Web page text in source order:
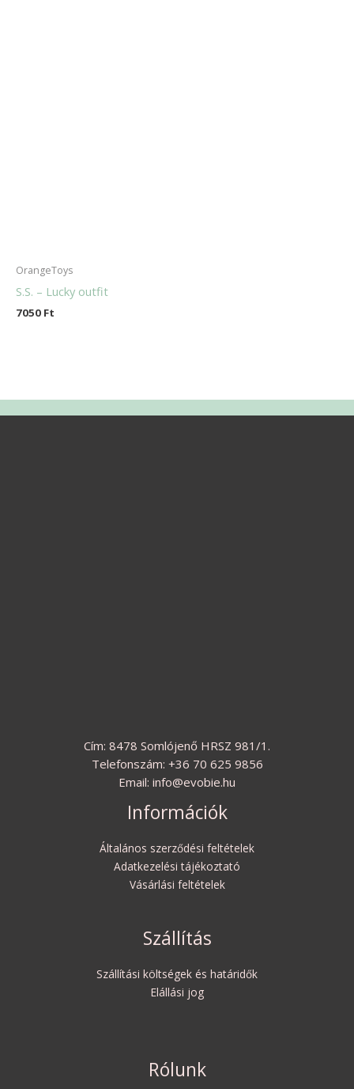
OrangeToys
S.S. – Lucky outfit
7050 Ft
Cím: 8478 Somlójenő HRSZ 981/1.
Telefonszám: +36 70 625 9856
Email: info@evobie.hu
Információk
Általános szerződési feltételek
Adatkezelési tájékoztató
Vásárlási feltételek
Szállítás
Szállítási költségek és határidők
Elállási jog
Rólunk